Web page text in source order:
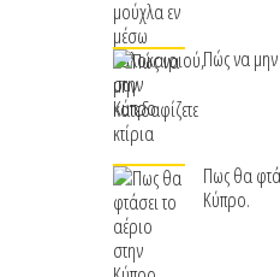
Πώς να μην
Πως θα
Κύπρο.